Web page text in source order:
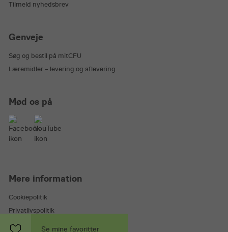
Tilmeld nyhedsbrev
Genveje
Søg og bestil på mitCFU
Læremidler – levering og aflevering
Mød os på
Mere information
Cookiepolitik
Privatlivspolitik
Handelsbetingelser
Se mine favoritter